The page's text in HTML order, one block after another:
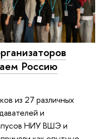
Россию
из 27 различных
и
НИУ ВШЭ и